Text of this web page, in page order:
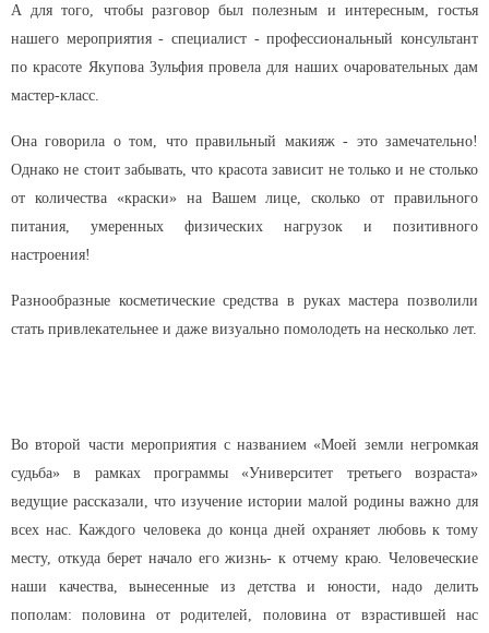
А для того, чтобы разговор был полезным и интересным, гостья
нашего мероприятия - специалист - профессиональный консультант
по красоте Якупова Зульфия провела для наших очаровательных дам
мастер-класс.
Она говорила о том, что правильный макияж - это замечательно!
Однако не стоит забывать, что красота зависит не только и не столько
от количества «краски» на Вашем лице, сколько от правильного
питания, умеренных физических нагрузок и позитивного
настроения!
Разнообразные косметические средства в руках мастера позволили
стать привлекательнее и даже визуально помолодеть на несколько лет.
Во второй части мероприятия с названием «Моей земли негромкая
судьба» в рамках программы «Университет третьего возраста»
ведущие рассказали, что изучение истории малой родины важно для
всех нас. Каждого человека до конца дней охраняет любовь к тому
месту, откуда берет начало его жизнь- к отчему краю. Человеческие
наши качества, вынесенные из детства и юности, надо делить
пополам: половина от родителей, половина от взрастившей нас